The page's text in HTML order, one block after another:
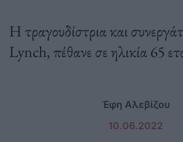
Η τραγουδίστρια και
Lynch, πέθανε σε ηλικία 65
Έφη Αλεβίζου
10.06.2022